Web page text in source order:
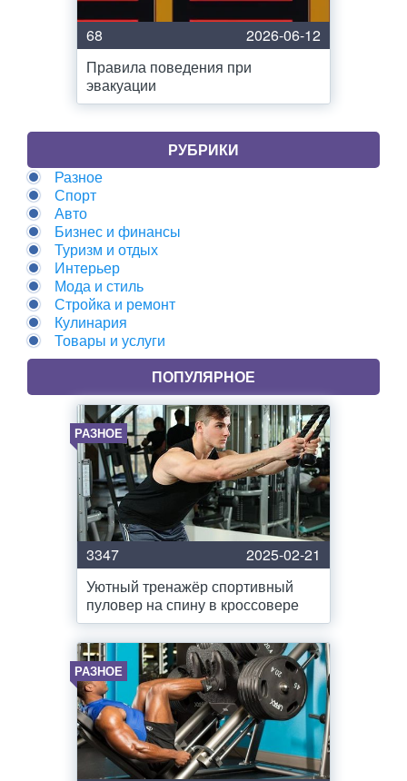
68
2026-06-12
Правила поведения при
эвакуации
РУБРИКИ
Разное
Спорт
Авто
Бизнес и финансы
Туризм и отдых
Интерьер
Мода и стиль
Стройка и ремонт
Кулинария
Товары и услуги
ПОПУЛЯРНОЕ
РАЗНОЕ
3347
2025-02-21
Уютный тренажёр спортивный
пуловер на спину в кроссовере
РАЗНОЕ